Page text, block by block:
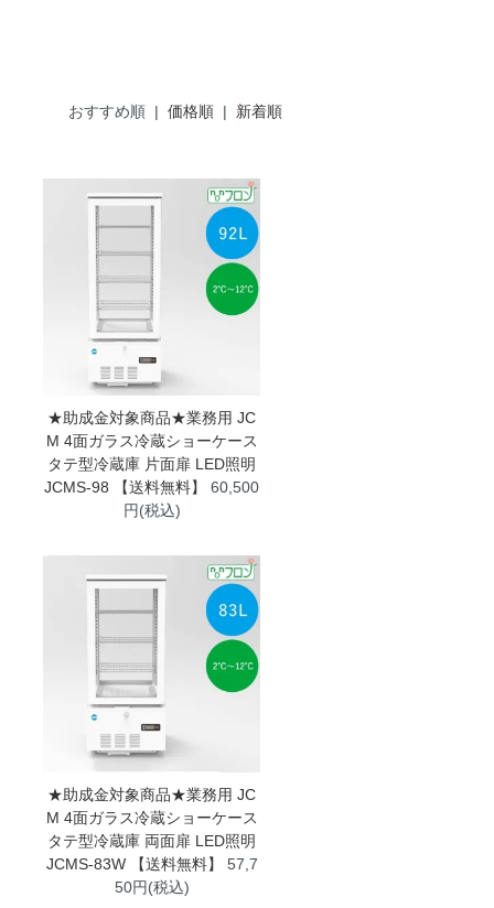
おすすめ順 | 価格順| 新着順
★助成金対象商品★業務用 JC
M 4面ガラス冷蔵ショーケース
タテ型冷蔵庫 片面扉 LED照明
JCMS-98 【送料無料】
60,500
円(税込)
★助成金対象商品★業務用 JC
M 4面ガラス冷蔵ショーケース
タテ型冷蔵庫 両面扉 LED照明
JCMS-83W 【送料無料】
57,7
50円(税込)